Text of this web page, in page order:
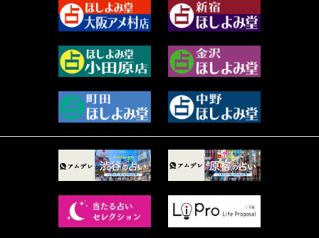
美月マーシャ (213)
芽百マミム (745)
真巳華 - Mamika - (269)
プラタ 真寿 (167)
紅月Luru (6)
ルーカス伽豆海 (1111)
木杉泉風 (116)
桐野有民 (31)
2023年9月 (37)
2023年8月 (46)
2023年7月 (59)
2023年6月 (73)
2023年5月 (67)
2023年4月 (73)
2023年2月 (99)
2022年12月 (72)
2022年11月 (72)